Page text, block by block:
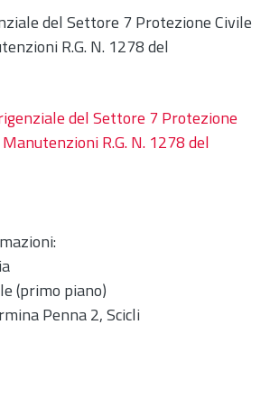
del Settore 7 Protezione Civile
R.G. N. 1278 del
del Settore 7 Protezione
R.G. N. 1278 del
(primo piano)
Penna 2, Scicli